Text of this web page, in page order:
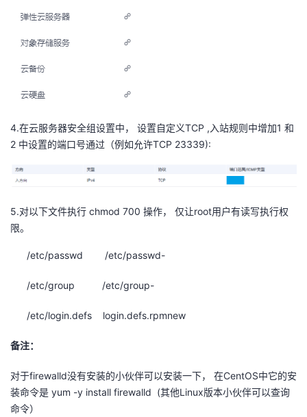
4.在云服务器安全组设置中， 设置自定义TCP ,入站规则中增加1 和
2 中设置的端口号通过（例如允许TCP 23339):
5.对以下文件执行 chmod 700 操作， 仅让root用户有读写执行权
限。
/etc/passwd /etc/passwd-
/etc/group /etc/group-
/etc/login.defs login.defs.rpmnew
备注：
对于firewalld没有安装的小伙伴可以安装一下， 在CentOS中它的安
装命令是 yum -y install firewalld (其他Linux版本小伙伴可以查询
命令）